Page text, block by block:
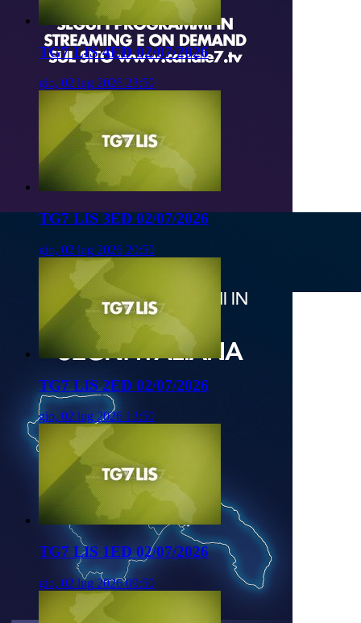
TG7 LIS 4ED 02/07/2026
gio, 02 lug 2026 23:50
TG7 LIS 3ED 02/07/2026
gio, 02 lug 2026 20:50
TG7 LIS 2ED 02/07/2026
gio, 02 lug 2026 13:50
TG7 LIS 1ED 02/07/2026
gio, 02 lug 2026 09:50